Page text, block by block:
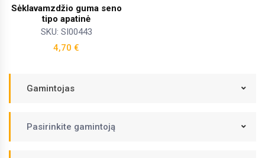
Gamintojas
Pasirinkite gamintoją
Sėklavamzdžio guma seno
tipo apatinė
SKU: SI00443
4,70 €